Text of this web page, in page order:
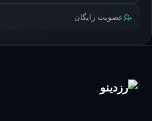
عضویت رایگان